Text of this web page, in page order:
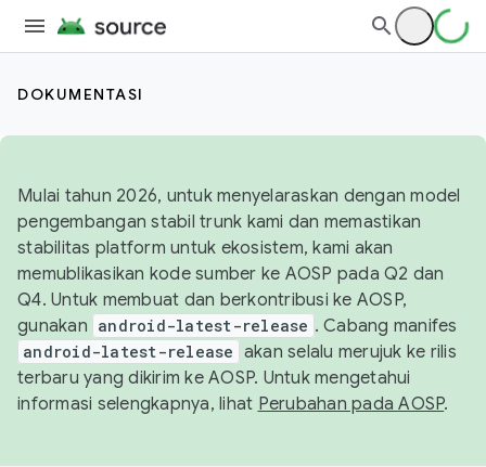
DOKUMENTASI
Mulai tahun 2026, untuk menyelaraskan dengan model
pengembangan stabil trunk kami dan memastikan
stabilitas platform untuk ekosistem, kami akan
memublikasikan kode sumber ke AOSP pada Q2 dan
Q4. Untuk membuat dan berkontribusi ke AOSP,
gunakan android-latest-release . Cabang manifes
android-latest-release akan selalu merujuk ke rilis
terbaru yang dikirim ke AOSP. Untuk mengetahui
informasi selengkapnya, lihat Perubahan pada AOSP.